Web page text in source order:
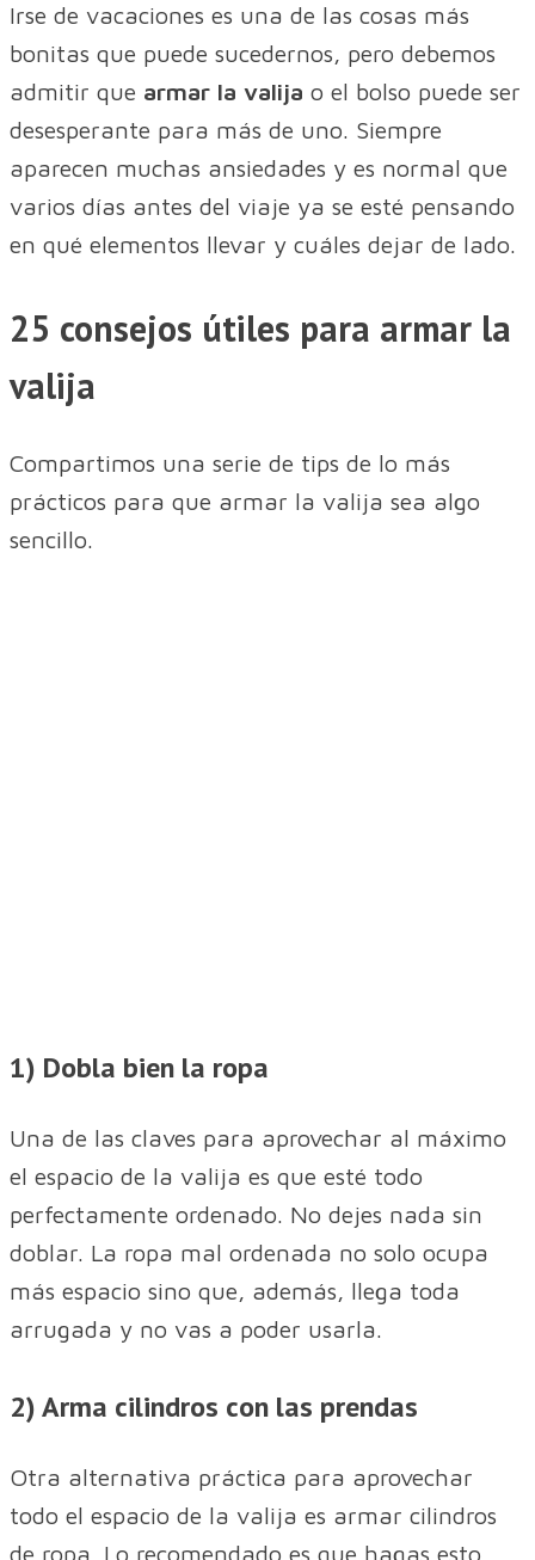
Irse de vacaciones es una de las cosas más
bonitas que puede sucedernos, pero debemos
admitir que armar la valija o el bolso puede ser
desesperante para más de uno. Siempre
aparecen muchas ansiedades y es normal que
varios días antes del viaje ya se esté pensando
en qué elementos llevar y cuáles dejar de lado.
25 consejos útiles para armar la
valija
Compartimos una serie de tips de lo más
prácticos para que armar la valija sea algo
sencillo.
1) Dobla bien la ropa
Una de las claves para aprovechar al máximo
el espacio de la valija es que esté todo
perfectamente ordenado. No dejes nada sin
doblar. La ropa mal ordenada no solo ocupa
más espacio sino que, además, llega toda
arrugada y no vas a poder usarla.
2) Arma cilindros con las prendas
Otra alternativa práctica para aprovechar
todo el espacio de la valija es armar cilindros
de ropa. Lo recomendado es que hagas esto